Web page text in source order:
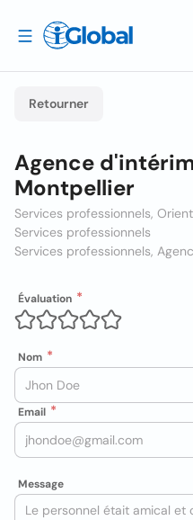
Retourner
Agence
Montpellier
Services professionnels,
Services professionnels
Services professionnels,
Évaluation
Nom
Email
Message